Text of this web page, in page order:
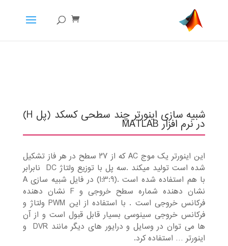
شبیه سازی اینورتر چند سطحی کسکد (پل H)
در نرم افزار MATLAB
این اینورتر یک موج AC که از 27 سطح در هر فاز تشکیل
شده است تولید میکند .سه پل با توزیع ولتاژ DC نابرابر
با هم استفاده شده است .(1:3:9) در فایل شبیه سازی A
نشان دهنده شماره سطح خروجی و F نشان دهنده
فرکانس خروجی است . با استفاده از این PWM ولتاژ و
فرکانس خروجی سینوسی بسیار قابل قبول است و از آن
ها می توان در وسایل و درایور های دیگر مانند DVR و
اینورتر … استفاده کرد.